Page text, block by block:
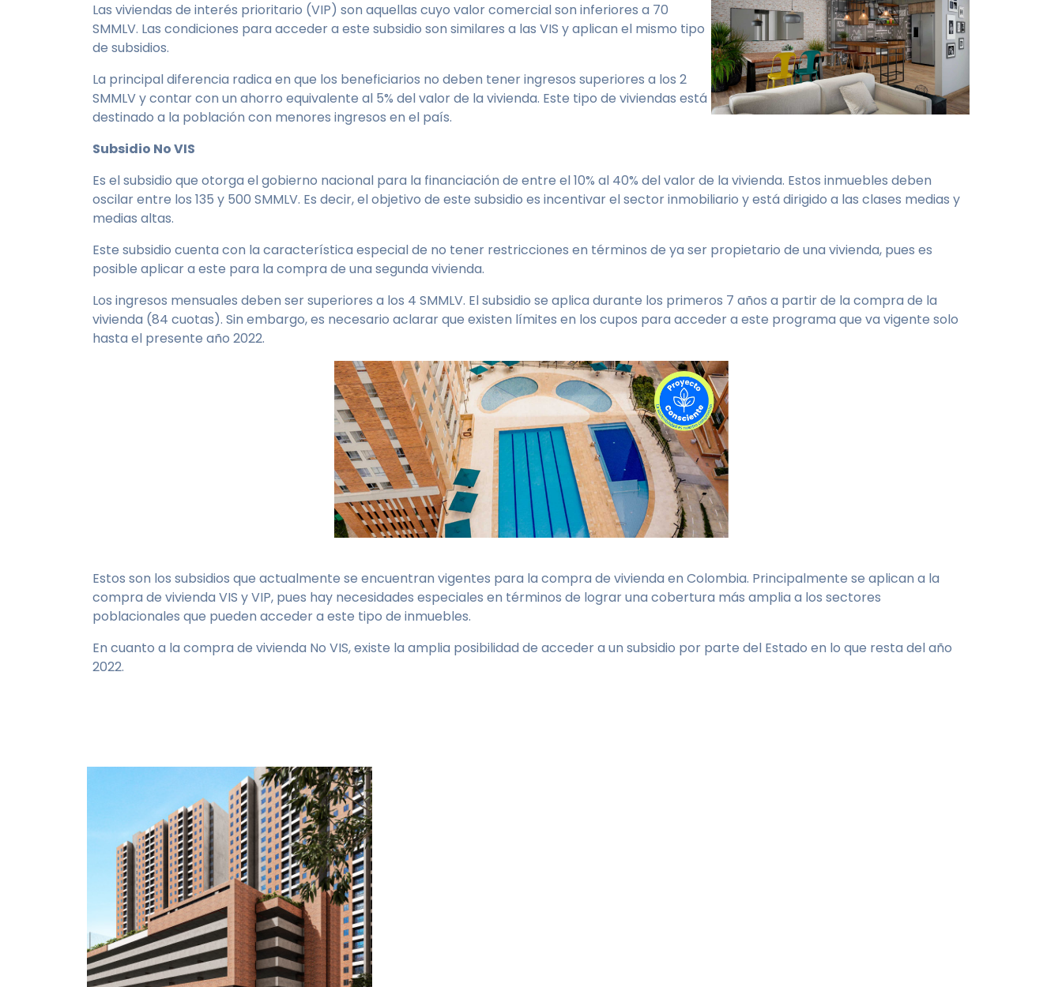
Las viviendas de interés prioritario (VIP) son aquellas cuyo valor comercial son inferiores a 70
SMMLV. Las condiciones para acceder a este subsidio son similares a las VIS y aplican el mismo tipo
de subsidios.
La principal diferencia radica en que los beneficiarios no deben tener ingresos superiores a los 2
SMMLV y contar con un ahorro equivalente al 5% del valor de la vivienda. Este tipo de viviendas está
destinado a la población con menores ingresos en el país.
Subsidio No VIS
Es el subsidio que otorga el gobierno nacional para la financiación de entre el 10% al 40% del valor de la vivienda. Estos inmuebles deben
oscilar entre los 135 y 500 SMMLV. Es decir, el objetivo de este subsidio es incentivar el sector inmobiliario y está dirigido a las clases medias y
medias altas.
Este subsidio cuenta con la característica especial de no tener restricciones en términos de ya ser propietario de una vivienda, pues es
posible aplicar a este para la compra de una segunda vivienda.
Los ingresos mensuales deben ser superiores a los 4 SMMLV. El subsidio se aplica durante los primeros 7 años a partir de la compra de la
vivienda (84 cuotas). Sin embargo, es necesario aclarar que existen límites en los cupos para acceder a este programa que va vigente solo
hasta el presente año 2022.
Estos son los subsidios que actualmente se encuentran vigentes para la compra de vivienda en Colombia. Principalmente se aplican a la
compra de vivienda VIS y VIP, pues hay necesidades especiales en términos de lograr una cobertura más amplia a los sectores
poblacionales que pueden acceder a este tipo de inmuebles.
En cuanto a la compra de vivienda No VIS, existe la amplia posibilidad de acceder a un subsidio por parte del Estado en lo que resta del año
2022.